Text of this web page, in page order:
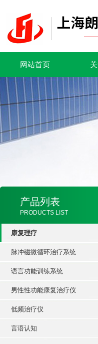
网站首页
产品列表
PRODUCTS LIST
康复理疗
脉冲磁微循环治疗系统
语言功能训练系统
男性性功能康复治疗仪
低频治疗仪
言语认知